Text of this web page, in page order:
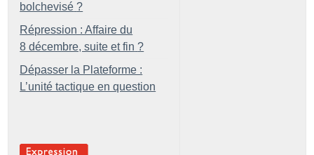
bolchevisé ?
Répression : Affaire du
8 décembre, suite et fin ?
Dépasser la Plateforme :
L’unité tactique en question